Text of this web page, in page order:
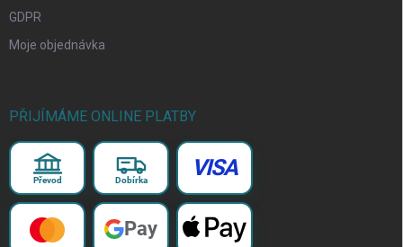
GDPR
Moje objednávka
PŘIJÍMÁME ONLINE PLATBY
Převod Dobírka VISA
Pay